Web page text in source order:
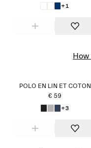
+1
POLO EN LIN ET COTON
€ 59
+3